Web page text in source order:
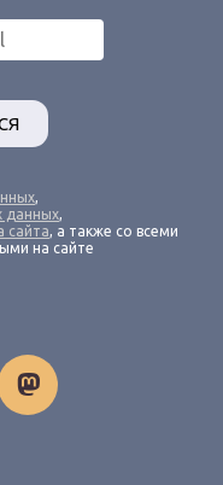
,
данных,
сайта, а также со всеми
на сайте